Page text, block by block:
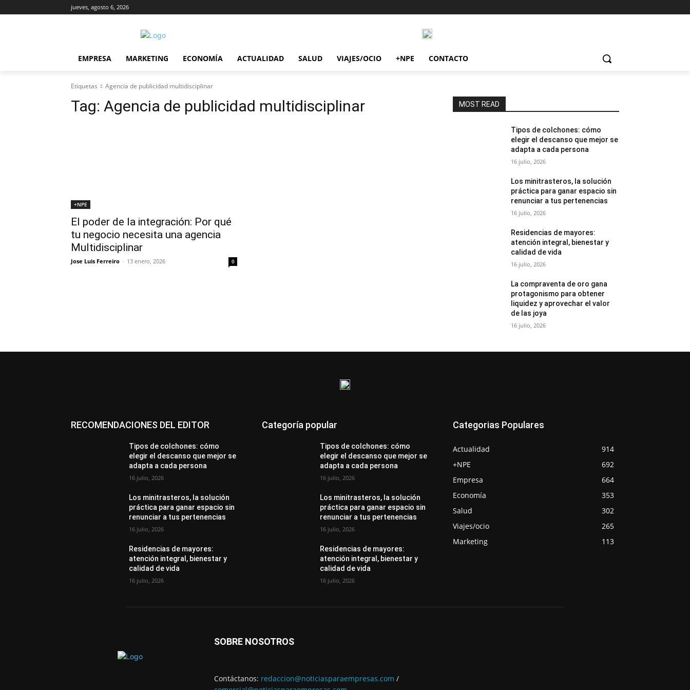
jueves, agosto 6, 2026
EMPRESA MARKETING ECONOMÍA ACTUALIDAD SALUD VIAJES/OCIO +NPE CONTACTO
Etiquetas Agencia de publicidad multidisciplinar
Tag: Agencia de publicidad multidisciplinar
+NPE
El poder de la integración: Por qué
tu negocio necesita una agencia
Multidisciplinar
Jose Luis Ferreiro - 13 enero, 2026 0
MOST READ
Tipos de colchones: cómo
elegir el descanso que mejor se
adapta a cada persona
16 julio, 2026
Los minitrasteros, la solución
práctica para ganar espacio sin
renunciar a tus pertenencias
16 julio, 2026
Residencias de mayores:
atención integral, bienestar y
calidad de vida
16 julio, 2026
La compraventa de oro gana
protagonismo para obtener
liquidez y aprovechar el valor
de las joya
16 julio, 2026
RECOMENDACIONES DEL EDITOR
Tipos de colchones: cómo
elegir el descanso que mejor se
adapta a cada persona
16 julio, 2026
Los minitrasteros, la solución
práctica para ganar espacio sin
renunciar a tus pertenencias
16 julio, 2026
Residencias de mayores:
atención integral, bienestar y
calidad de vida
16 julio, 2026
Categoría popular
Tipos de colchones: cómo
elegir el descanso que mejor se
adapta a cada persona
16 julio, 2026
Los minitrasteros, la solución
práctica para ganar espacio sin
renunciar a tus pertenencias
16 julio, 2026
Residencias de mayores:
atención integral, bienestar y
calidad de vida
16 julio, 2026
Categorias Populares
Actualidad
914
+NPE
692
Empresa
664
Economía
353
Salud
302
Viajes/ocio
265
Marketing
113
SOBRE NOSOTROS
Contáctanos: redaccion@noticiasparaempresas.com /